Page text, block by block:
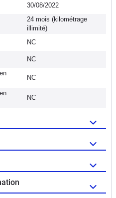
30/08/2022
24 mois (kilométrage
illimité)
NC
NC
NC
NC